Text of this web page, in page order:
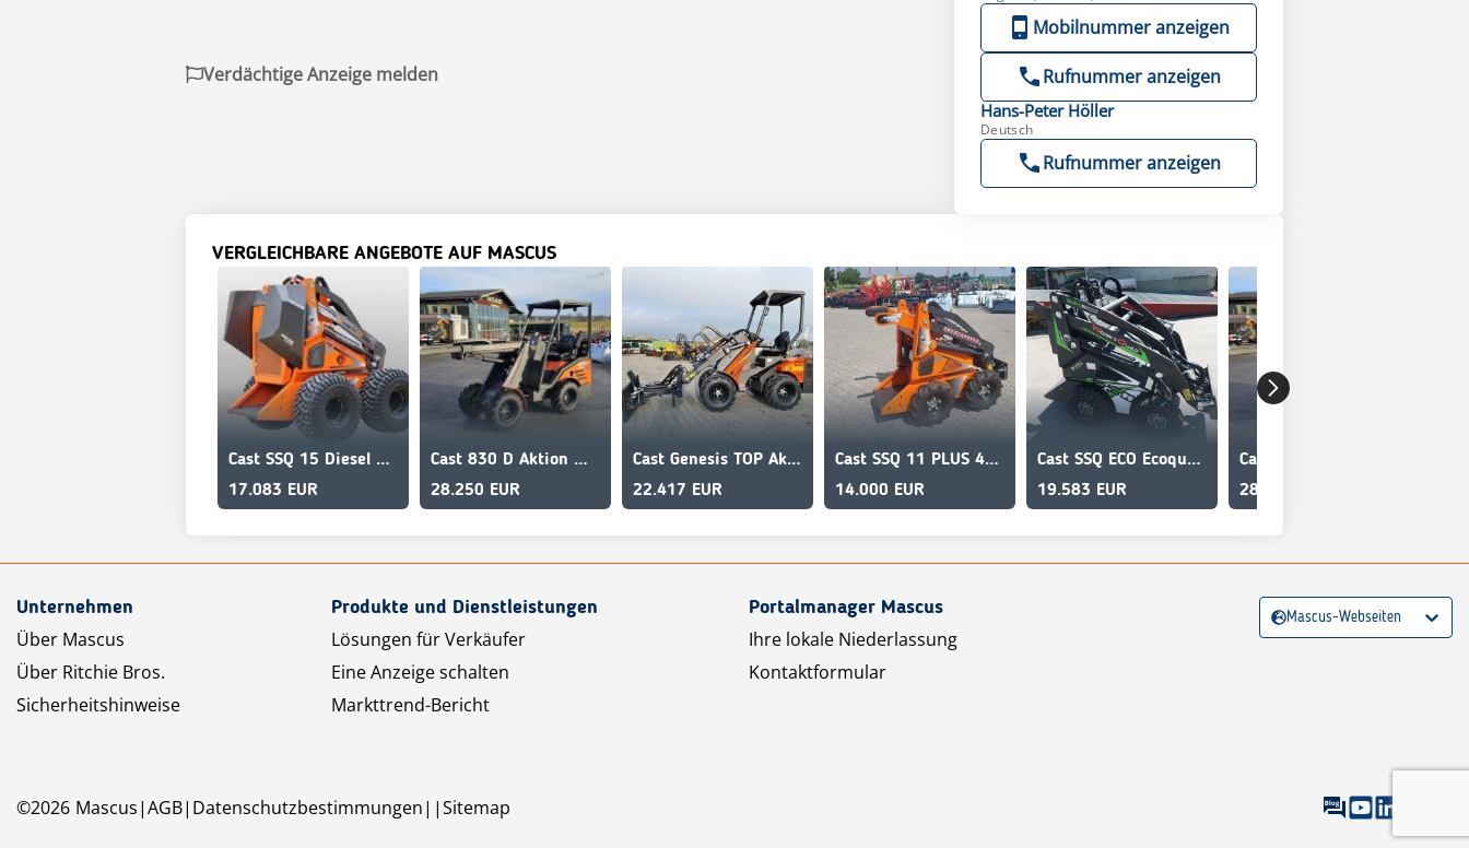
Mobilnummer anzeigen
Rufnummer anzeigen
Hans-Peter Höller
Deutsch
Rufnummer anzeigen
Verdächtige Anzeige melden
VERGLEICHBARE ANGEBOTE AUF MASCUS
Cast SSQ 15 Diesel Mini Lader
17.083 EUR
Cast 830 D Aktion mit Poclain Radmotoren
28.250 EUR
Cast Genesis TOP Aktionspreis
22.417 EUR
Cast SSQ 11 PLUS 4WD mit 1xDW vorne TOP
14.000 EUR
Cast SSQ ECO Ecoquad Elektro
19.583 EUR
Cast 830D TOP
28.250 EUR
Unternehmen
Über Mascus
Über Ritchie Bros.
Sicherheitshinweise
Produkte und Dienstleistungen
Lösungen für Verkäufer
Eine Anzeige schalten
Markttrend-Bericht
Portalmanager Mascus
Ihre lokale Niederlassung
Kontaktformular
©2026 Mascus AGB Datenschutzbestimmungen Sitemap
Mascus-Webseiten